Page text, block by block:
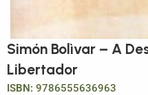
Simón Bolìvar – A
Libertador
ISBN: 9786555636963